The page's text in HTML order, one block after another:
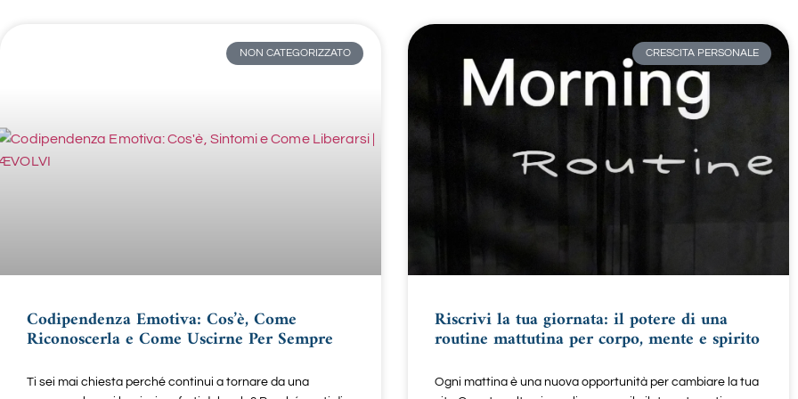
NON CATEGORIZZATO
Codipendenza Emotiva: Cos’è, Come
Riconoscerla e Come Uscirne Per Sempre
Ti sei mai chiesta perché continui a tornare da una
CRESCITA PERSONALE
Riscrivi la tua giornata: il potere di una
routine mattutina per corpo, mente e spirito
Ogni mattina è una nuova opportunità per cambiare la tua